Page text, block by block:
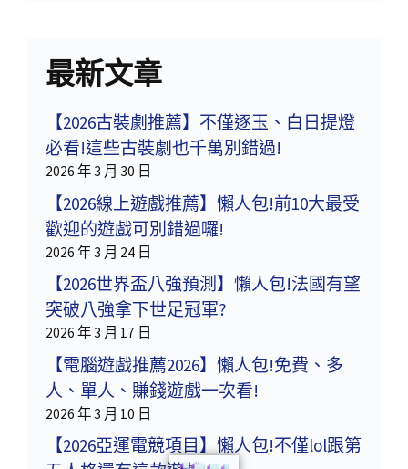
最新文章
【2026古裝劇推薦】不僅逐玉、白日提燈
必看!這些古裝劇也千萬別錯過!
2026 年 3 月 30 日
【2026線上遊戲推薦】懶人包!前10大最受
歡迎的遊戲可別錯過囉!
2026 年 3 月 24 日
【2026世界盃八強預測】懶人包!法國有望
突破八強拿下世足冠軍?
2026 年 3 月 17 日
【電腦遊戲推薦2026】懶人包!免費、多
人、單人、賺錢遊戲一次看!
2026 年 3 月 10 日
【2026亞運電競項目】懶人包!不僅lol跟第